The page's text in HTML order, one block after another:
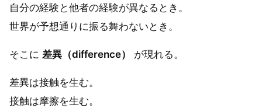
自分の経験と他者の経験が異なるとき。
世界が予想通りに振る舞わないとき。
そこに 差異（difference） が現れる。
差異は接触を生む。
接触は摩擦を生む。